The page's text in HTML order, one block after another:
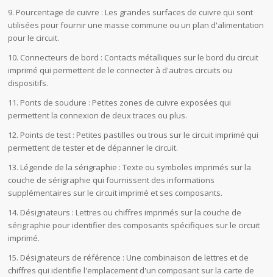
9. Pourcentage de cuivre : Les grandes surfaces de cuivre qui sont
utilisées pour fournir une masse commune ou un plan d'alimentation
pour le circuit.
10. Connecteurs de bord : Contacts métalliques sur le bord du circuit
imprimé qui permettent de le connecter à d'autres circuits ou
dispositifs.
11. Ponts de soudure : Petites zones de cuivre exposées qui
permettent la connexion de deux traces ou plus.
12. Points de test : Petites pastilles ou trous sur le circuit imprimé qui
permettent de tester et de dépanner le circuit.
13. Légende de la sérigraphie : Texte ou symboles imprimés sur la
couche de sérigraphie qui fournissent des informations
supplémentaires sur le circuit imprimé et ses composants.
14. Désignateurs : Lettres ou chiffres imprimés sur la couche de
sérigraphie pour identifier des composants spécifiques sur le circuit
imprimé.
15. Désignateurs de référence : Une combinaison de lettres et de
chiffres qui identifie l'emplacement d'un composant sur la carte de